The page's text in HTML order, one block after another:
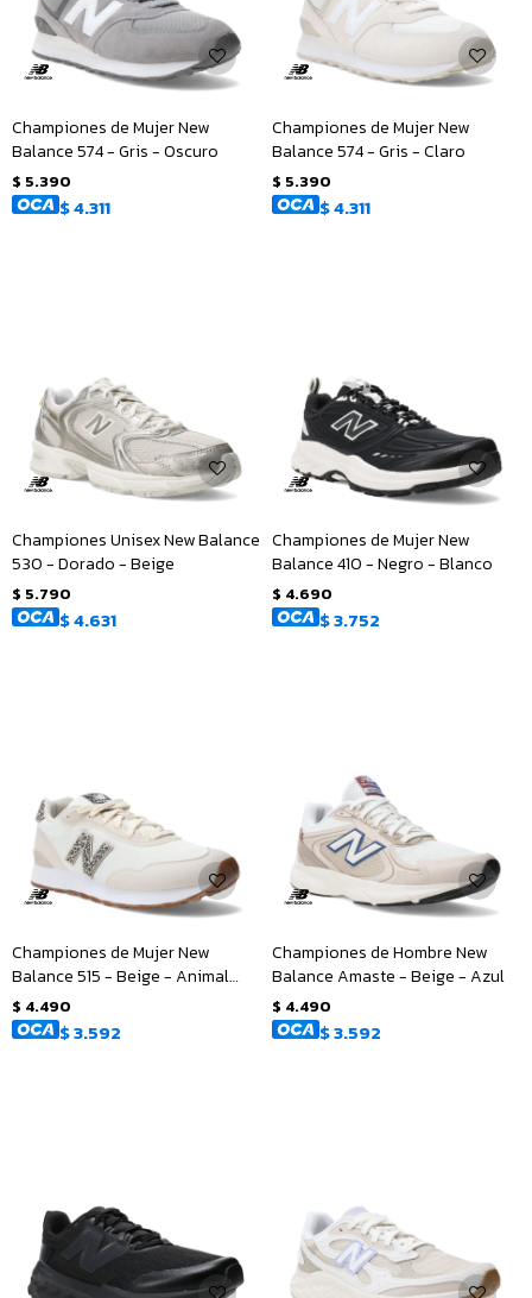
Championes de Mujer New
Balance 574 - Gris - Oscuro
$ 5.390
$4.311
Championes de Mujer New
Balance 574 - Gris - Claro
$ 5.390
$4.311
Championes Unisex New Balance
530 - Dorado - Beige
$ 5.790
$4.631
Championes de Mujer New
Balance 410 - Negro - Blanco
$ 4.690
$3.752
Championes de Mujer New
Balance 515 - Beige - Animal
Print
$ 4.490
$3.592
Championes de Hombre New
Balance Amaste - Beige - Azul
$ 4.490
$3.592